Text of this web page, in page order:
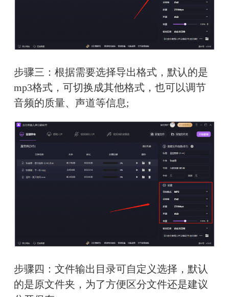
步骤三：根据需要选择导出格式，默认的是
mp3格式，可切换成其他格式，也可以调节
音频的质量、声道等信息;
步骤四：文件输出目录可自定义选择，默认
的是原文件夹，为了方便区分文件还是建议